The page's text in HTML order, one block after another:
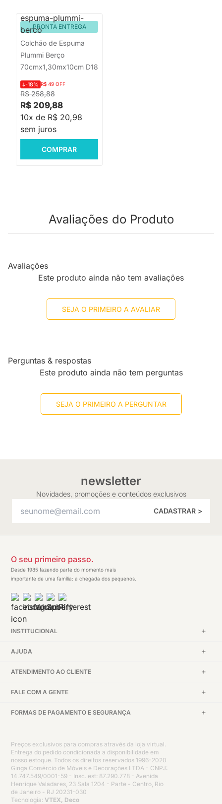
PRONTA ENTREGA
Colchão de Espuma
Plummi Berço
70cmx1,30mx10cm D18
R$ 258,88
-18% R$ 49 OFF
R$ 209,88
10x de R$ 20,98
sem juros
COMPRAR
Avaliações do Produto
Avaliações
Este produto ainda não tem avaliações
SEJA O PRIMEIRO A AVALIAR
Perguntas & respostas
Este produto ainda não tem perguntas
SEJA O PRIMEIRO A PERGUNTAR
newsletter
Novidades, promoções e conteúdos exclusivos
CADASTRAR >
O seu primeiro passo.
Desde 1985 fazendo parte do momento mais
importante de uma família: a chegada dos pequenos.
INSTITUCIONAL
AJUDA
ATENDIMENTO AO CLIENTE
FALE COM A GENTE
FORMAS DE PAGAMENTO E SEGURANÇA
Preços exclusivos para compras através da loja virtual.
Entrega do pedido condicionada a disponibilidade em
nosso estoque. Todos os direitos reservados 1996-2020
Ginga Comércio de Móveis e Decorações LTDA - CNPJ:
14.747.549/0001-59 - Insc. est: 87.290.778 - Avenida
Henrique Valadares, 23 Sala 1204 - Parte - Centro, Rio
de Janeiro - RJ 20231-030
Tecnologia: VTEX, Deco